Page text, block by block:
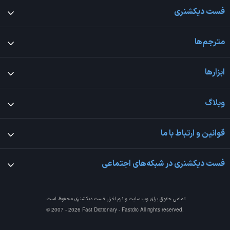
فست دیکشنری
مترجم‌ها
ابزارها
وبلاگ
قوانین و ارتباط با ما
فست دیکشنری در شبکه‌های اجتماعی
تمامی حقوق برای وب سایت و نرم افزارفست دیکشنری محفوظ است.
© 2007 - 2026 Fast Dictionary - Fastdic All rights reserved.